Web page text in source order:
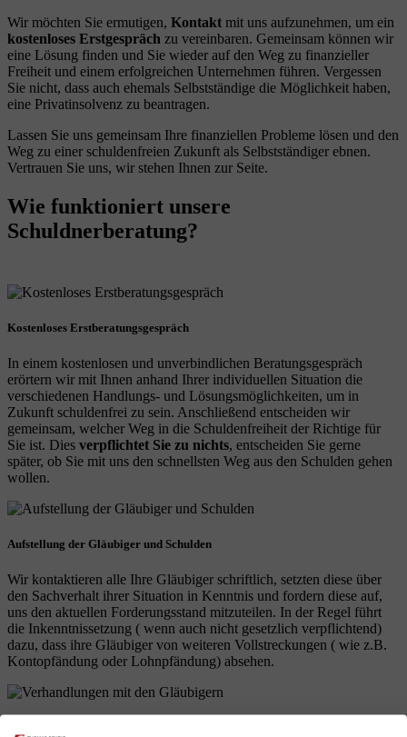
Wir möchten Sie ermutigen, Kontakt mit uns aufzunehmen, um ein
kostenloses Erstgespräch zu vereinbaren. Gemeinsam können wir
eine Lösung finden und Sie wieder auf den Weg zu finanzieller
Freiheit und einem erfolgreichen Unternehmen führen. Vergessen
Sie nicht, dass auch ehemals Selbstständige die Möglichkeit haben,
eine Privatinsolvenz zu beantragen.
Lassen Sie uns gemeinsam Ihre finanziellen Probleme lösen und den
Weg zu einer schuldenfreien Zukunft als Selbstständiger ebnen.
Vertrauen Sie uns, wir stehen Ihnen zur Seite.
Wie funktioniert unsere
Schuldnerberatung?
Kostenloses Erstberatungsgespräch
In einem kostenlosen und unverbindlichen Beratungsgespräch
erörtern wir mit Ihnen anhand Ihrer individuellen Situation die
verschiedenen Handlungs- und Lösungsmöglichkeiten, um in
Zukunft schuldenfrei zu sein. Anschließend entscheiden wir
gemeinsam, welcher Weg in die Schuldenfreiheit der Richtige für
Sie ist. Dies verpflichtet Sie zu nichts, entscheiden Sie gerne
später, ob Sie mit uns den schnellsten Weg aus den Schulden gehen
wollen.
Aufstellung der Gläubiger und Schulden
Wir kontaktieren alle Ihre Gläubiger schriftlich, setzten diese über
den Sachverhalt ihrer Situation in Kenntnis und fordern diese auf,
uns den aktuellen Forderungsstand mitzuteilen. In der Regel führt
die Inkenntnissetzung ( wenn auch nicht gesetzlich verpflichtend)
dazu, dass ihre Gläubiger von weiteren Vollstreckungen ( wie z.B.
Kontopfändung oder Lohnpfändung) absehen.